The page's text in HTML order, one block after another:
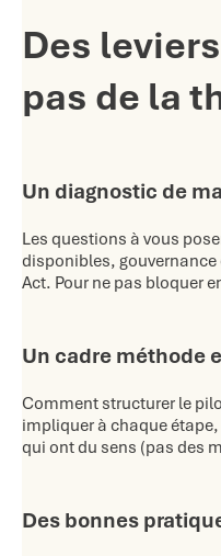
Des leviers
pas de la
Un diagnostic de
Les questions à vous
disponibles, gouvernance
Act. Pour ne pas bloquer
Un cadre méthode
Comment structurer le
impliquer à chaque
qui ont du sens (pas des
Des bonnes